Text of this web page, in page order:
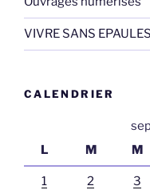
VIVRE SANS EPAULES
CALENDRIER
L
M M
1 2 3